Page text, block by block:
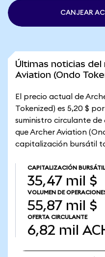
CANJEAR
Últimas noticias
Aviation (Ondo
El precio actual de
Tokenized) es 5,20 $
suministro circulante de
que Archer Aviation
capitalización bursátil
CAPITALIZACIÓN BURSÁTIL
35,47 mil $
VOLUMEN DE
55,87 mil $
OFERTA CIRCULANTE
6,82 mil